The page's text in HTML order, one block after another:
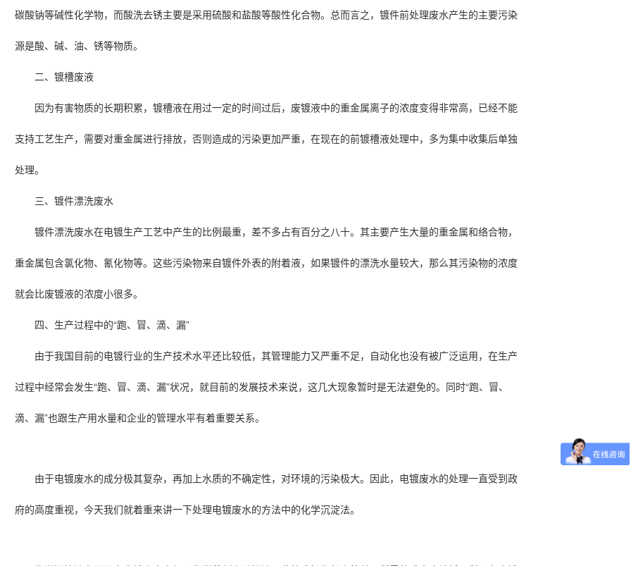
碳酸钠等碱性化学物，而酸洗去锈主要是采用硫酸和盐酸等酸性化合物。总而言之，镀件前处理废水产生的主要污染
源是酸、碱、油、锈等物质。
二、镀槽废液
因为有害物质的长期积累，镀槽液在用过一定的时间过后，废镀液中的重金属离子的浓度变得非常高，已经不能
支持工艺生产，需要对重金属进行排放，否则造成的污染更加严重，在现在的前镀槽液处理中，多为集中收集后单独
处理。
三、镀件漂洗废水
镀件漂洗废水在电镀生产工艺中产生的比例最重，差不多占有百分之八十。其主要产生大量的重金属和络合物，
重金属包含氯化物、氰化物等。这些污染物来自镀件外表的附着液，如果镀件的漂洗水量较大，那么其污染物的浓度
就会比废镀液的浓度小很多。
四、生产过程中的“跑、冒、滴、漏”
由于我国目前的电镀行业的生产技术水平还比较低，其管理能力又严重不足，自动化也没有被广泛运用，在生产
过程中经常会发生“跑、冒、滴、漏”状况，就目前的发展技术来说，这几大现象暂时是无法避免的。同时“跑、冒、
滴、漏”也跟生产用水量和企业的管理水平有着重要关系。
由于电镀废水的成分极其复杂，再加上水质的不确定性，对环境的污染极大。因此，电镀废水的处理一直受到政
府的高度重视，今天我们就着重来讲一下处理电镀废水的方法中的化学沉淀法。